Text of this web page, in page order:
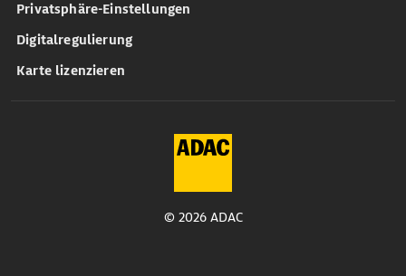
Privatsphäre-Einstellungen
Digitalregulierung
Karte lizenzieren
© 2026 ADAC